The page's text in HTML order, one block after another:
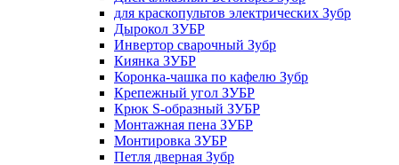
для краскопультов электрических Зубр
Дырокол ЗУБР
Инвертор сварочный Зубр
Киянка ЗУБР
Коронка-чашка по кафелю Зубр
Крепежный угол ЗУБР
Крюк S-образный ЗУБР
Монтажная пена ЗУБР
Монтировка ЗУБР
Петля дверная Зубр